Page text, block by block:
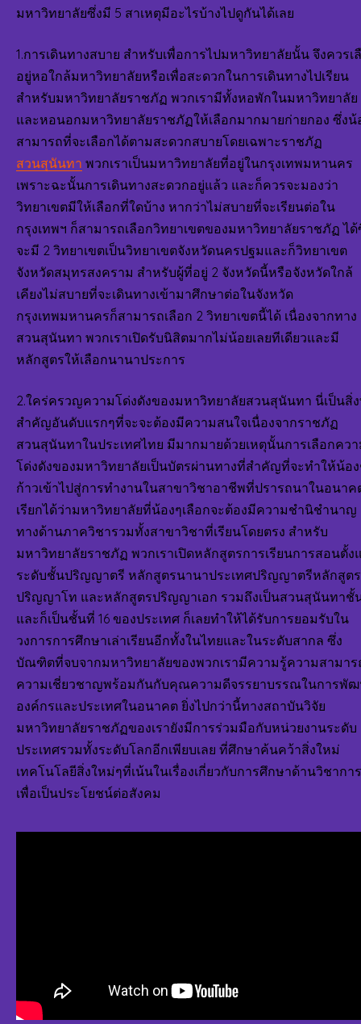
มหาวิทยาลัยซึ่งมี 5 สาเหตุมีอะไรบ้างไปดูกันได้เลย
1.การเดินทางสบาย สำหรับเพื่อการไปมหาวิทยาลัยนั้น จึงควรเ
อยู่หอใกล้มหาวิทยาลัยหรือเพื่อสะดวกในการเดินทางไปเรียน
สำหรับมหาวิทยาลัยราชภัฏ พวกเรามีทั้งหอพักในมหาวิทยาลัย
และหอนอกมหาวิทยาลัยราชภัฏให้เลือกมากมายก่ายกอง ซึ่งน้
สามารถที่จะเลือกได้ตามสะดวกสบายโดยเฉพาะราชภัฏ
สวนสุนันทา พวกเราเป็นมหาวิทยาลัยที่อยู่ในกรุงเทพมหานคร
เพราะฉะนั้นการเดินทางสะดวกอยู่แล้ว และก็ควรจะมองว่า
วิทยาเขตมีให้เลือกที่ใดบ้าง หากว่าไม่สบายที่จะเรียนต่อใน
กรุงเทพฯ ก็สามารถเลือกวิทยาเขตของมหาวิทยาลัยราชภัฏ ได้
จะมี 2 วิทยาเขตเป็นวิทยาเขตจังหวัดนครปฐมและก็วิทยาเขต
จังหวัดสมุทรสงคราม สำหรับผู้ที่อยู่ 2 จังหวัดนี้หรือจังหวัดใกล้
เคียงไม่สบายที่จะเดินทางเข้ามาศึกษาต่อในจังหวัด
กรุงเทพมหานครก็สามารถเลือก 2 วิทยาเขตนี้ได้ เนื่องจากทาง
สวนสุนันทา พวกเราเปิดรับนิสิตมากไม่น้อยเลยทีเดียวและมี
หลักสูตรให้เลือกนานาประการ
2.ใคร่ครวญความโด่งดังของมหาวิทยาลัยสวนสุนันทา นี่เป็นสิ่
สำคัญอันดับแรกๆที่จะจะต้องมีความสนใจเนื่องจากราชภัฏ
สวนสุนันทาในประเทศไทย มีมากมายด้วยเหตุนั้นการเลือกคว
โด่งดังของมหาวิทยาลัยเป็นบัตรผ่านทางที่สำคัญที่จะทำให้น้อ
ก้าวเข้าไปสู่การทำงานในสาขาวิชาอาชีพที่ปรารถนาในอนาค
เรียกได้ว่ามหาวิทยาลัยที่น้องๆเลือกจะต้องมีความชำนิชำนาญ
ทางด้านภาควิชารวมทั้งสาขาวิชาที่เรียนโดยตรง สำหรับ
มหาวิทยาลัยราชภัฏ พวกเราเปิดหลักสูตรการเรียนการสอนตั้ง
ระดับชั้นปริญญาตรี หลักสูตรนานาประเทศปริญญาตรีหลักสูตร
ปริญญาโท และหลักสูตรปริญญาเอก รวมถึงเป็นสวนสุนันทาชั้
และก็เป็นชั้นที่ 16 ของประเทศ ก็เลยทำให้ได้รับการยอมรับใน
วงการการศึกษาเล่าเรียนอีกทั้งในไทยและในระดับสากล ซึ่ง
บัณฑิตที่จบจากมหาวิทยาลัยของพวกเรามีความรู้ความสามาร
ความเชี่ยวชาญพร้อมกันกับคุณความดีจรรยาบรรณในการพั
องค์กรและประเทศในอนาคต ยิ่งไปกว่านี้ทางสถาบันวิจัย
มหาวิทยาลัยราชภัฏของเรายังมีการร่วมมือกับหน่วยงานระดับ
ประเทศรวมทั้งระดับโลกอีกเพียบเลย ที่ศึกษาค้นคว้าสิ่งใหม่
เทคโนโลยีสิ่งใหม่ๆที่เน้นในเรื่องเกี่ยวกับการศึกษาด้านวิชาการ
เพื่อเป็นประโยชน์ต่อสังคม